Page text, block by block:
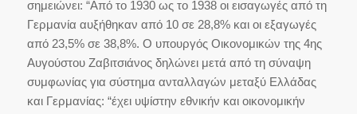
σημειώνει: “Από το 1930 ως το 1938 οι εισαγωγές από τη
Γερμανία αυξήθηκαν από 10 σε 28,8% και οι εξαγωγές
από 23,5% σε 38,8%. Ο υπουργός Οικονομικών της 4ης
Αυγούστου Ζαβιτσιάνος δηλώνει μετά από τη σύναψη
συμφωνίας για σύστημα ανταλλαγών μεταξύ Ελλάδας
και Γερμανίας: “έχει υψίστην εθνικήν και οικονομικήν